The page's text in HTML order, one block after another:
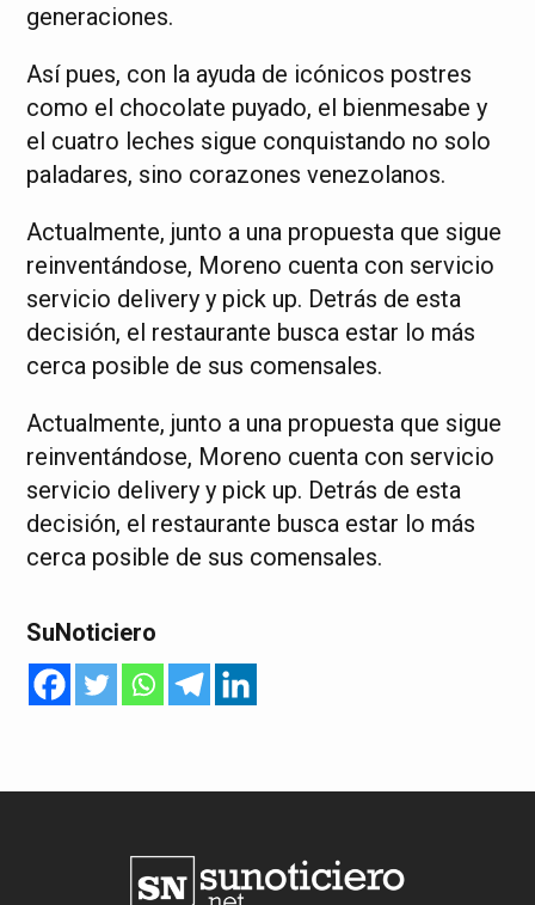
generaciones.
Así pues, con la ayuda de icónicos postres
como el chocolate puyado, el bienmesabe y
el cuatro leches sigue conquistando no solo
paladares, sino corazones venezolanos.
Actualmente, junto a una propuesta que sigue
reinventándose, Moreno cuenta con servicio
servicio delivery y pick up. Detrás de esta
decisión, el restaurante busca estar lo más
cerca posible de sus comensales.
Actualmente, junto a una propuesta que sigue
reinventándose, Moreno cuenta con servicio
servicio delivery y pick up. Detrás de esta
decisión, el restaurante busca estar lo más
cerca posible de sus comensales.
SuNoticiero